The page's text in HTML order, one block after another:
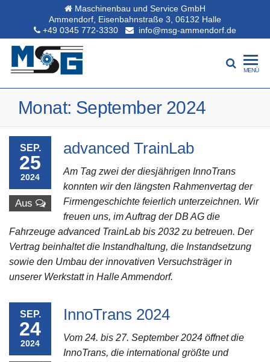
Maschinenbau und Service GmbH
Ammendorf, Eisenbahnstraße 3, 06132 Halle
+49 0345 772-3330
info@msg-ammendorf.de
MENÜ
Monat: September 2024
SEP.
25
2024
Aus
advanced TrainLab
Am Tag zwei der diesjährigen InnoTrans
konnten wir den längsten Rahmenvertag der
Firmengeschichte feierlich unterzeichnen. Wir
freuen uns, im Auftrag der DB AG die
Fahrzeuge advanced TrainLab bis 2032 zu betreuen. Der
Vertrag beinhaltet die Instandhaltung, die Instandsetzung
sowie den Umbau der innovativen Versuchsträger in
unserer Werkstatt in Halle Ammendorf.
SEP.
24
2024
InnoTrans 2024
Vom 24. bis 27. September 2024 öffnet die
InnoTrans, die international größte und